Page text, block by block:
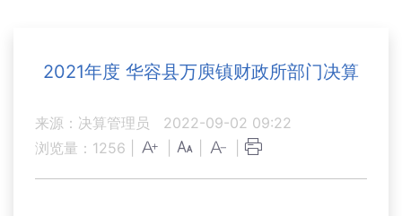
2021年度 华容县万庾镇财政所部门决算
来源：决算管理员
2022-09-02 09:22
浏览量： 1256